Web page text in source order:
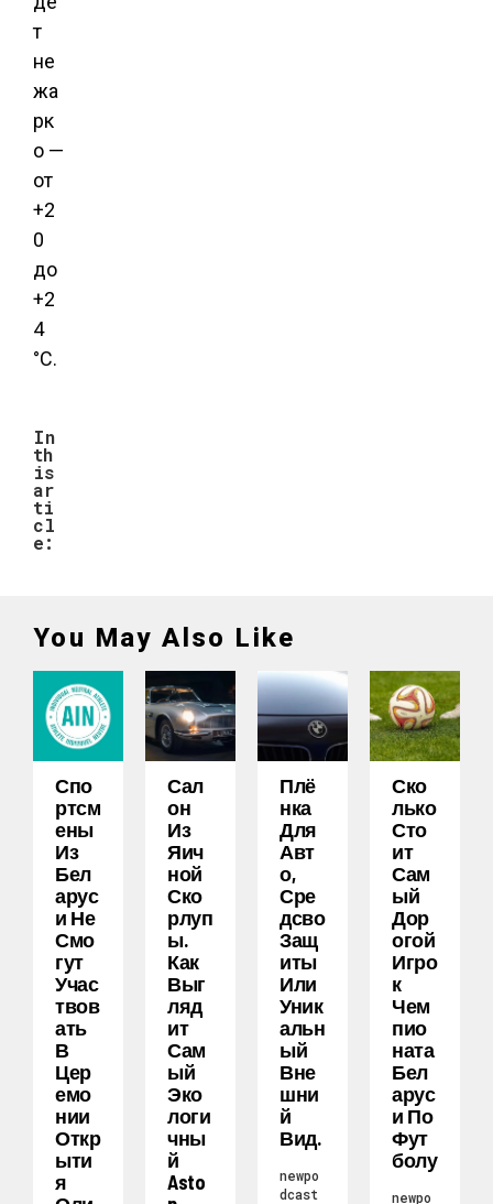
т
не
жа
рк
о —
от
+2
0
до
+2
4
°С.
In
th
is
ar
ti
cl
e:
You May Also Like
Спо
Ртсм
Ены
Из
Бел
Арус
И Не
Смо
Гут
Учас
Твов
Ать
В
Цер
Емо
Нии
Откр
Ыти
Я
Сал
Он
Из
Яич
Ной
Ско
Рлуп
Ы.
Как
Выг
Ляд
Ит
Сам
Ый
Эко
Логи
Чны
Й
Asto
Плё
Нка
Для
Авт
О,
Сре
Дсво
Защ
Иты
Или
Уник
Альн
Ый
Вне
Шни
Й
Вид.
newpo
dcast
Ско
Лько
Сто
Ит
Сам
Ый
Дор
Огой
Игро
К
Чем
Пио
Ната
Бел
Арус
И По
Фут
Болу
newpo